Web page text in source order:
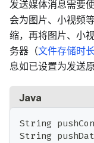
发送媒体消息需要
会为图片、小视频
缩，再将图片、小
务器（文件存储时
息如已设置为发送
Java
String
String